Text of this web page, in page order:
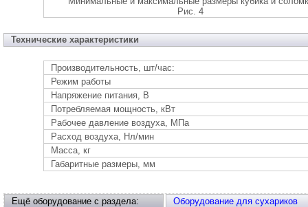
Рис. 4
Технические характеристики
Производительность, шт/час:
Режим работы
Напряжение питания, В
Потребляемая мощность, кВт
Рабочее давление воздуха, МПа
Расход воздуха, Нл/мин
Масса, кг
Габаритные размеры, мм
Ещё оборудование с раздела: Оборудование для сухариков